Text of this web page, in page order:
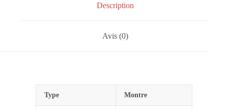
Description
Avis (0)
Type Montre